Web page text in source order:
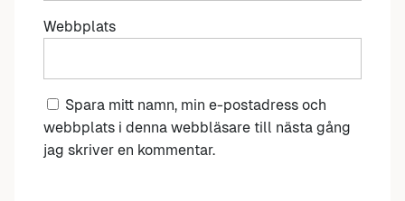
Webbplats
Spara mitt namn, min e-postadress och
webbplats i denna webbläsare till nästa gång
jag skriver en kommentar.